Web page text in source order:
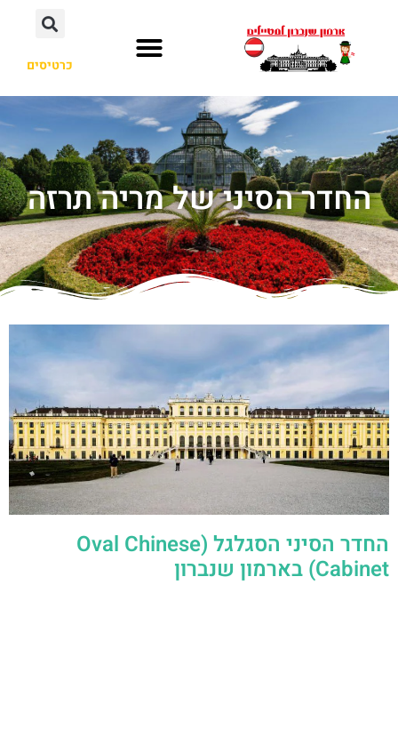
כרטיסים
החדר הסיני של מריה תרזה
החדר הסיני הסגלגל (Oval Chinese
Cabinet) בארמון שנברון